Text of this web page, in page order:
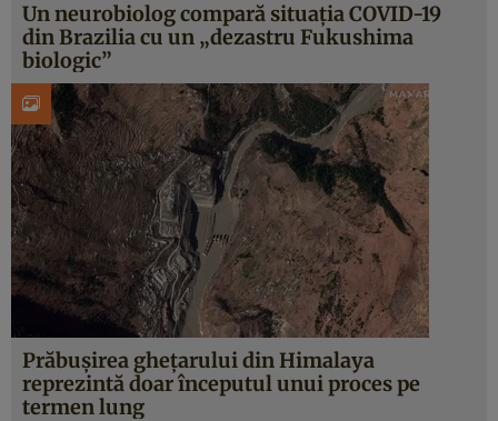
Un neurobiolog compară situația COVID-19
din Brazilia cu un „dezastru Fukushima
biologic”
Prăbușirea ghețarului din Himalaya
reprezintă doar începutul unui proces pe
termen lung